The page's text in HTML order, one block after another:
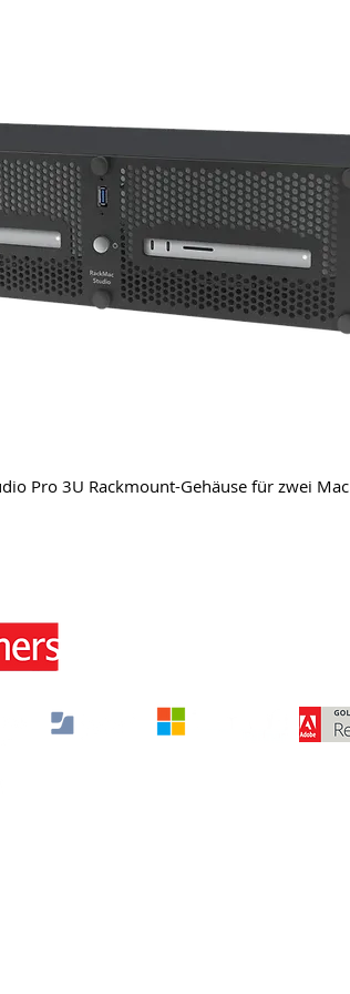
Pro 3U Rackmount-Gehäuse für zwei Mac